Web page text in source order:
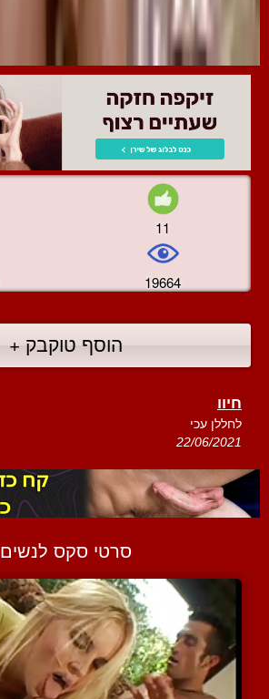
11
19664
הוסף טוקבק +
חיוו
לחללן עכי
22/06/2021
סרטי סקס לנשים